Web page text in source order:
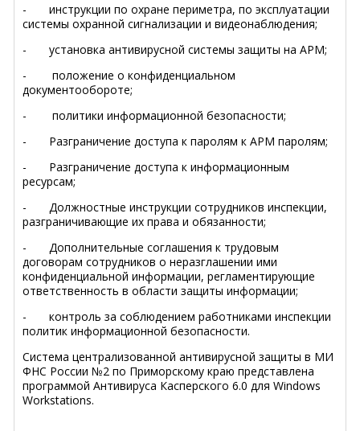
- инструкции по охране периметра, по эксплуатации
системы охранной сигнализации и видеонаблюдения;
- установка антивирусной системы защиты на АРМ;
- положение о конфиденциальном
документообороте;
- политики информационной безопасности;
- Разграничение доступа к паролям к АРМ паролям;
- Разграничение доступа к информационным
ресурсам;
- Должностные инструкции сотрудников инспекции,
разграничивающие их права и обязанности;
- Дополнительные соглашения к трудовым
договорам сотрудников о неразглашении ими
конфиденциальной информации, регламентирующие
ответственность в области защиты информации;
- контроль за соблюдением работниками инспекции
политик информационной безопасности.
Система централизованной антивирусной защиты в МИ
ФНС России №2 по Приморскому краю представлена
пpoгpaммой Aнтивиpуcа Кacпepcкoгo 6.0 для Windows
Workstations.